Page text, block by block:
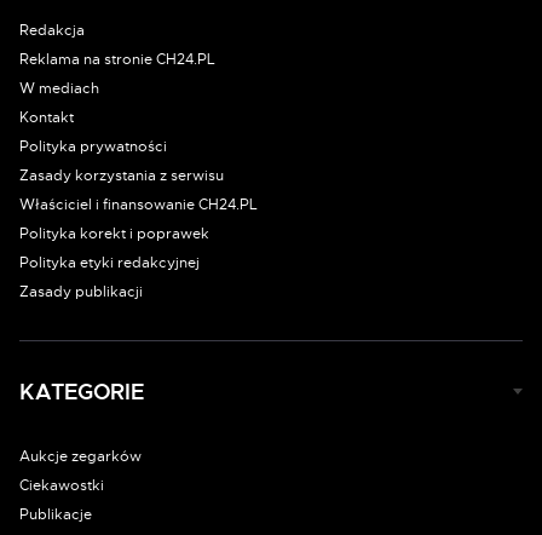
Redakcja
Reklama na stronie CH24.PL
W mediach
Kontakt
Polityka prywatności
Zasady korzystania z serwisu
Właściciel i finansowanie CH24.PL
Polityka korekt i poprawek
Polityka etyki redakcyjnej
Zasady publikacji
KATEGORIE
Aukcje zegarków
Ciekawostki
Publikacje